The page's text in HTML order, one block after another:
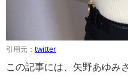
引用元： twitter
この記事には、矢野あゆみ